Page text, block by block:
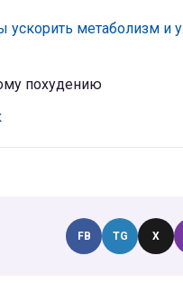
ускорить метаболизм и
похудению
FB TG X